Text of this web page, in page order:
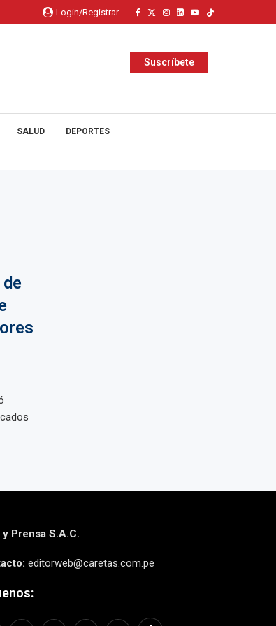
Login/Registrar
Suscríbete
SALUD DEPORTES
y Prensa S.A.C.
editorweb@caretas.com.pe